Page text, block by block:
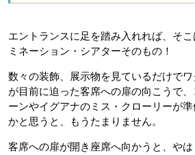
エントランスに足を踏み入れれば、そ
ミネーション・シアターそのもの！
数々の装飾、展示物を見ているだけで
が目前に迫った客席への扉の向こうで
ーンやイグアナのミス・クローリーが
かと思うと、もうたまりません。
客席への扉が開き座席へ向かうと、や